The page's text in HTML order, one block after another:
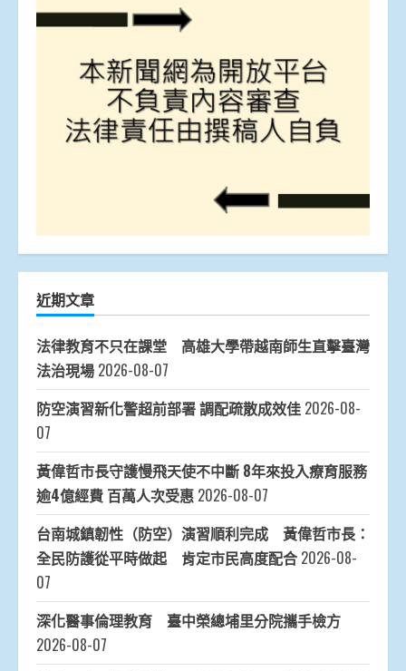
近期文章
法律教育不只在課堂 高雄大學帶越南師生直擊臺灣
法治現場 2026-08-07
防空演習新化警超前部署 調配疏散成效佳 2026-08-
07
黃偉哲市長守護慢飛天使不中斷 8年來投入療育服務
逾4億經費 百萬人次受惠 2026-08-07
台南城鎮韌性（防空）演習順利完成 黃偉哲市長：
全民防護從平時做起 肯定市民高度配合 2026-08-
07
深化醫事倫理教育 臺中榮總埔里分院攜手檢方
2026-08-07